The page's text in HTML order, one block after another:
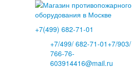
+7(499) 682-71-01
+7/499/682-71-01 +7/903/
766-76-
603914416@mail.ru